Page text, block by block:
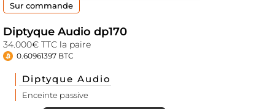
Sur commande
Diptyque Audio dp170
34.000€ TTC la paire
0.60961397 BTC
Diptyque Audio
Enceinte passive